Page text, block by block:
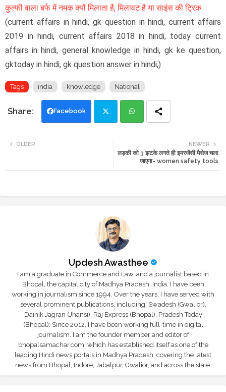
कुल्फी वाला बर्फ में नमक क्यों मिलाता है, मिलावट है या साइंस की ट्रिक
(current affairs in hindi, gk question in hindi, current affairs
2019 in hindi, current affairs 2018 in hindi, today current
affairs in hindi, general knowledge in hindi, gk ke question,
gktoday in hindi, gk question answer in hindi,)
Tags india knowledge National
Facebook
ats
NEWER
लड़की को 3 झटके लगते ही इमरजेंसी मैसेज चला
जाएगा- women safety tools
OLDER
Updesh Awasthee
I am a graduate in Commerce and Law, and a journalist based in
Bhopal, the capital city of Madhya Pradesh, India. I have been
working in journalism since 1994. Over the years, I have served with
several prominent publications, including: Swadesh (Gwalior),
Dainik Jagran (Jhansi), Raj Express (Bhopal), Pradesh Today
(Bhopal); Since 2012, I have been working full-time in digital
journalism. I am the founder member and editor of
bhopalsamachar.com, which has established itself as one of the
leading Hindi news portals in Madhya Pradesh, covering the latest
news from Bhopal, Indore, Jabalpur, Gwalior, and across the state.